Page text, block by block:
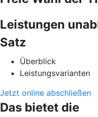
Leistungen
Satz
Überblick
Leistungsvarianten
Jetzt online abschließen
Das bietet die